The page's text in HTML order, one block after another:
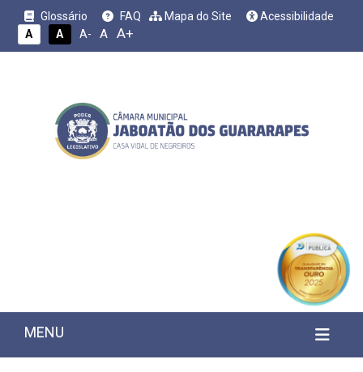
Glossário FAQ Mapa do Site
Acessibilidade
A
A A- A A+
MENU